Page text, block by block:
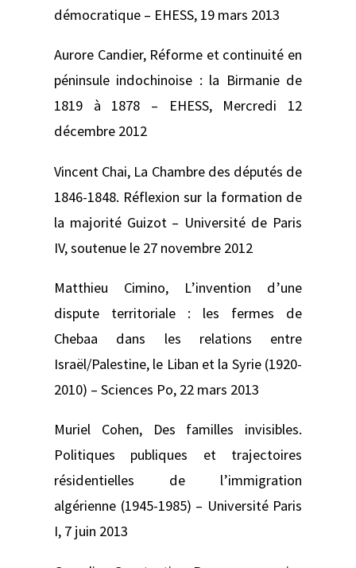
démocratique – EHESS, 19 mars 2013
Aurore Candier, Réforme et continuité en
péninsule indochinoise : la Birmanie de
1819 à 1878 –
EHESS, Mercredi 12
décembre 2012
Vincent Chai, La Chambredes députés de
1846-1848. Réflexion sur la formation de
la majorité Guizot – Université de Paris
IV, soutenue le 27 novembre 2012
Matthieu Cimino, L’invention d’une
dispute territoriale : les fermes de
Chebaa dans les relations entre
Israël/Palestine, le Liban et la Syrie (1920-
2010) – Sciences Po, 22 mars 2013
Muriel Cohen,
Des familles invisibles.
Politiques publiques et trajectoires
résidentielles de l’immigration
algérienne (1945-1985) – Université Paris
I, 7 juin 2013